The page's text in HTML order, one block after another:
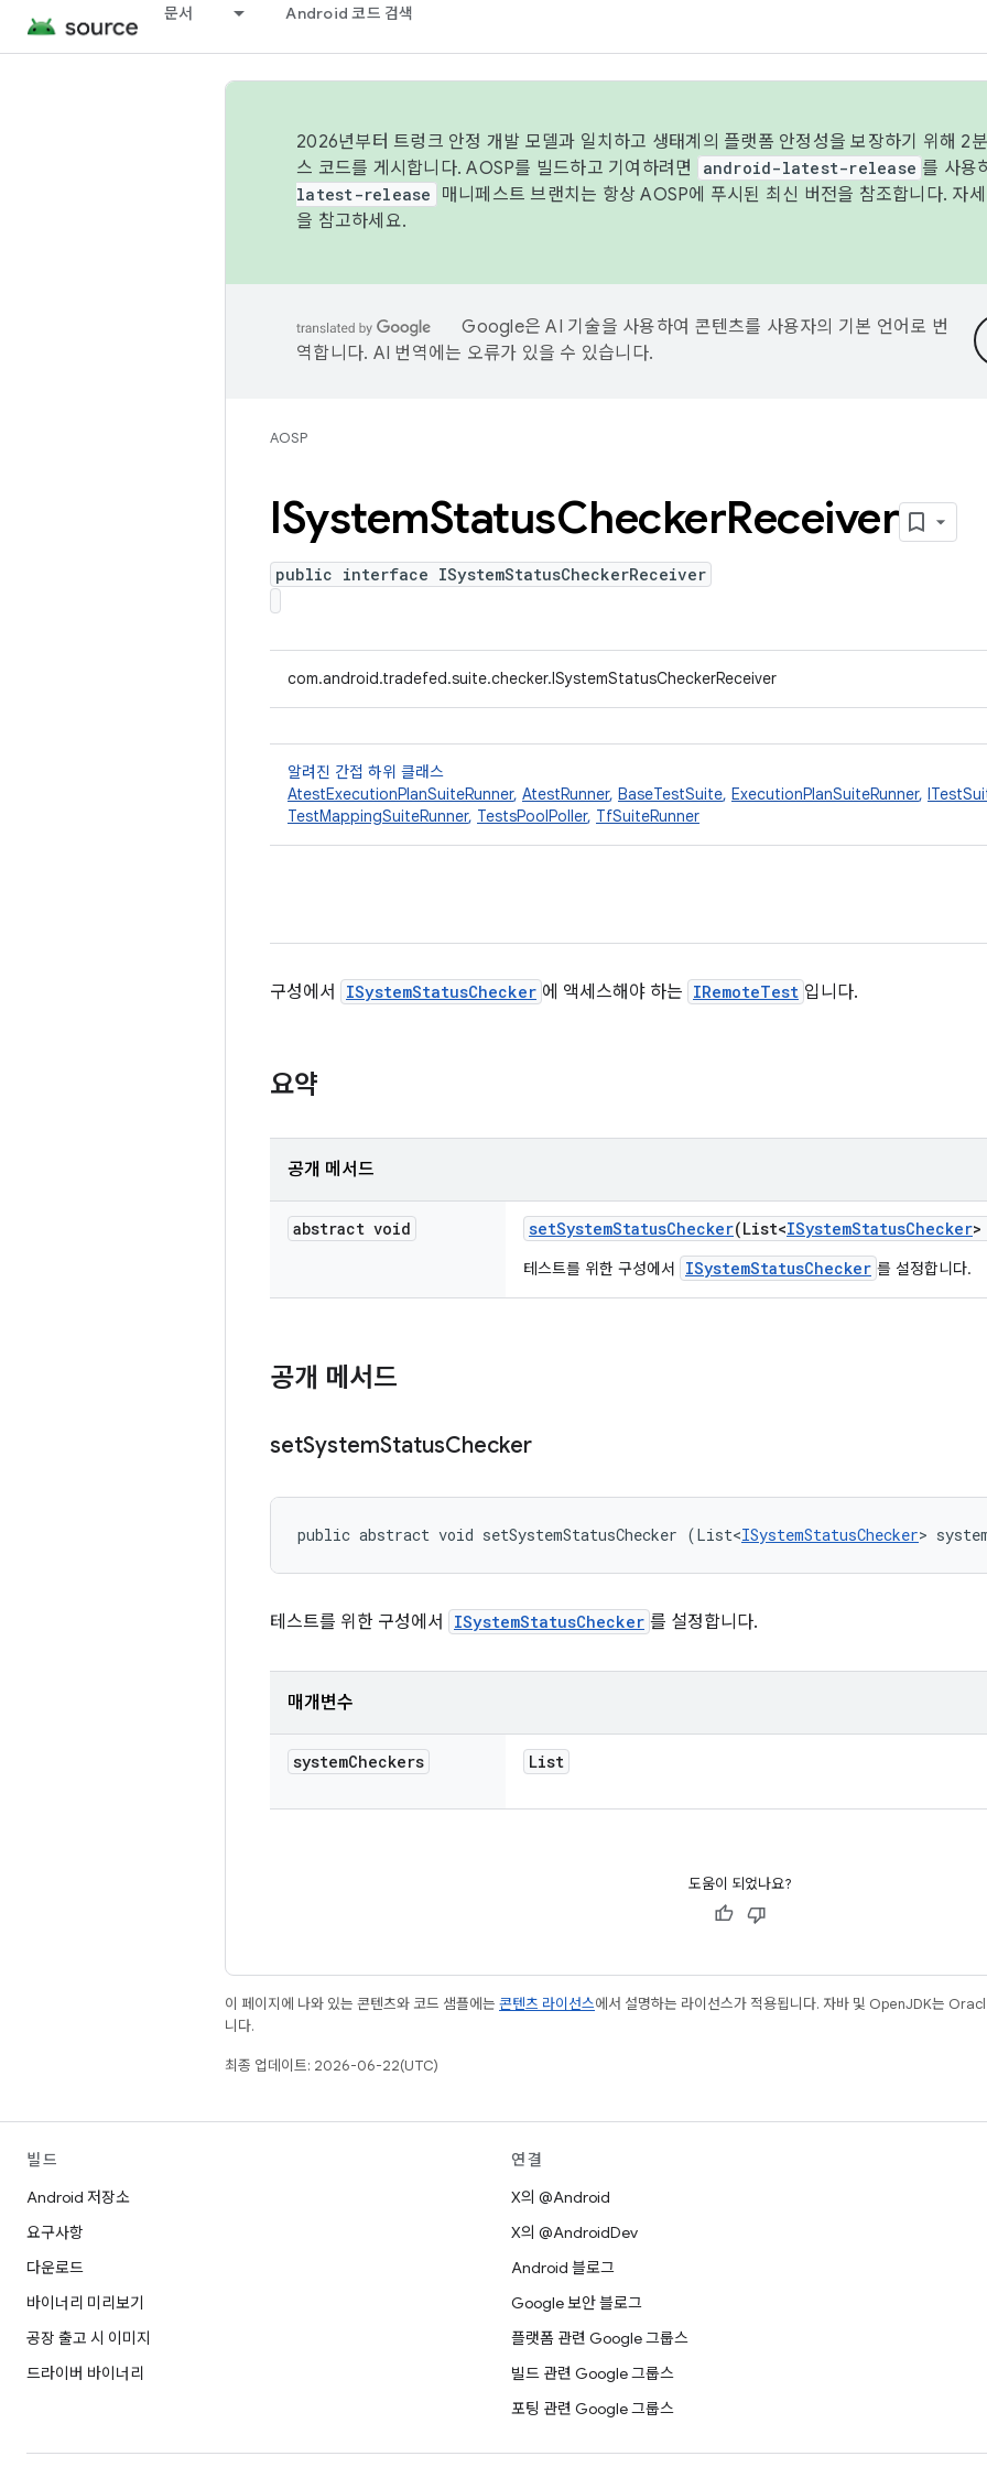
문서 Android 코드 검색
2026년부터 트렁크 안정 개발 모델과 일치하고 생태계의 플랫폼 안정성을 보장하기 위해 2
스 코드를 게시합니다. AOSP를 빌드하고 기여하려면
android-latest-release 를 사용
latest-release
매니페스트 브랜치는 항상 AOSP에 푸시된 최신 버전을 참조합니다. 자
을 참고하세요.
Google은 AI 기술을 사용하여 콘텐츠를 사용자의 기본 언어로 번
역합니다. AI 번역에는 오류가 있을 수 있습니다.
AOSP
ISystemStatusCheckerReceiver
public interface ISystemStatusCheckerReceiver
com.android.tradefed.suite.checker.ISystemStatusCheckerReceiver
알려진 간접 하위 클래스
AtestExecutionPlanSuiteRunner, AtestRunner, BaseTestSuite, ExecutionPlanSuiteRunner,
TestMappingSuiteRunner, TestsPoolPoller, TfSuiteRunner
구성에서 ISystemStatusChecker 에 액세스해야 하는 IRemoteTest 입니다.
요약
공개 메서드
abstract void setSystemStatusChecker(List<ISystemStatusChecker
테스트를 위한 구성에서 ISystemStatusChecker 를 설정합니다.
공개 메서드
setSystemStatusChecker
public abstract void setSystemStatusChecker (List<ISystemStatusChecker>
테스트를 위한 구성에서 ISystemStatusChecker 를 설정합니다.
매개변수
systemCheckers List
도움이 되었나요?
이 페이지에 나와 있는 콘텐츠와 코드 샘플에는 콘텐츠 라이선스에서 설명하는 라이선스가 적용됩니다. 자바 및 OpenJDK는
니다.
최종 업데이트: 2026-06-22(UTC)
빌드
Android 저장소
요구사항
다운로드
바이너리 미리보기
공장 출고 시 이미지
드라이버 바이너리
연결
X의 @Android
X의 @AndroidDev
Android 블로그
Google 보안 블로그
플랫폼 관련 Google 그룹스
빌드 관련 Google 그룹스
포팅 관련 Google 그룹스